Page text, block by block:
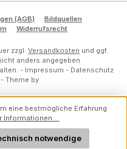
(AGB)
Bildquellen
Widerrufsrecht
zzgl. Versandkosten und ggf.
anders angegeben.
- Impressum - Datenschutz
Theme by
eine bestmögliche Erfahrung
Informationen ...
notwendige